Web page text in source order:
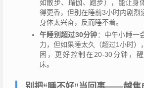
如散步、瑜伽、跑步），能让身
得更香，但别在睡前3小时内剧
身体太兴奋，反而睡不着。
午睡别超过30分钟：中午小睡一
力，但如果睡太久（超过1小时）
困，更好控制在20-30分钟，
床。